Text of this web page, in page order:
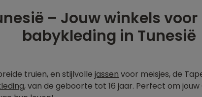
– Jouw winkels
babykleding in Tunesië
truien, en stijlvolle jassen voor meisjes, de
, van de geboorte tot 16 jaar. Perfect om